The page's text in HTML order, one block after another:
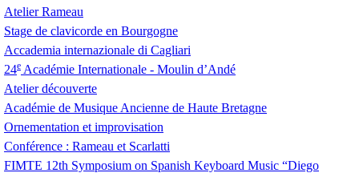
Atelier Rameau
Stage de clavicorde en Bourgogne
Accademia internazionale di Cagliari
24e Académie Internationale - Moulin d’Andé
Atelier découverte
Académie de Musique Ancienne de Haute Bretagne
Ornementation et improvisation
Conférence : Rameau et Scarlatti
FIMTE 12th Symposium on Spanish Keyboard Music “Diego